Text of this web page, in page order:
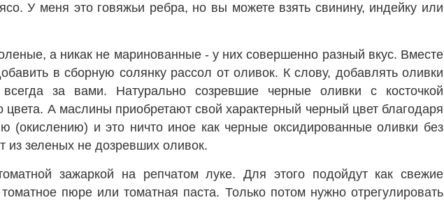
У меня это говяжьи ребра, но вы можете взять свинину, индейку или
а никак не маринованные - у них совершенно разный вкус. Вместе
в сборную солянку рассол от оливок. К слову, добавлять оливки
за вами. Натурально созревшие черные оливки с косточкой
цвета. А маслины приобретают свой характерный черный цвет благодаря
(окислению) и это ничто иное как черные оксидированные оливки без
из зеленых не дозревших оливок.
зажаркой на репчатом луке. Для этого подойдут как свежие
пюре или томатная паста. Только потом нужно отрегулировать